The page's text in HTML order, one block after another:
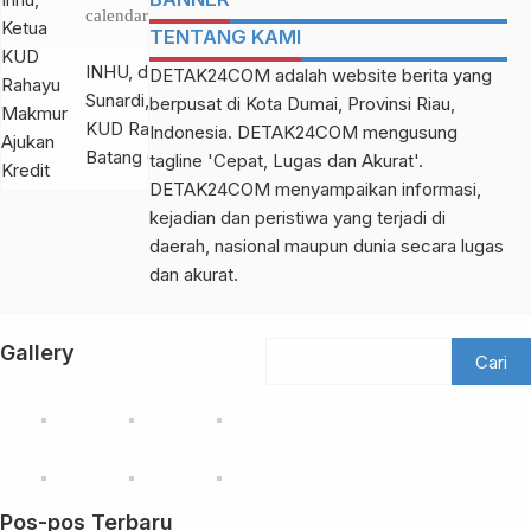
Tipikor Pekanbaru,
Senin (09/10/23)
petang. Selain,
Ahmad, JPU juga
menuntut terdakwa
Mawardi […]
terciduk di tempat
persembunyiannya
pada sebuah
kawasan dalam Kota
Dumai, Rabu
(05/07/23) petang.
Fadli ditetapkan
sebagai tersangka
bersama rekannya,
Delvi Hartanto.
Ajukan Kredit Fiktif
di Dua Bank
calendar_month18 Jun
2023
INHU, detak24com –
Sunardi, mantan Ketua
KUD Rahayu Makmur
Batang Cenaku yang
terciduk di Desa
Sunsung Sambas,
Provinsi Kalimantan
Barat, terlibat kredit
penahanannya habis.
TENTANG KAMI
DETAK24COM adalah website berita yang
berpusat di Kota Dumai, Provinsi Riau,
Indonesia. DETAK24COM mengusung
tagline 'Cepat, Lugas dan Akurat'.
DETAK24COM menyampaikan informasi,
kejadian dan peristiwa yang terjadi di
daerah, nasional maupun dunia secara lugas
dan akurat.
Gallery
Pos-pos Terbaru